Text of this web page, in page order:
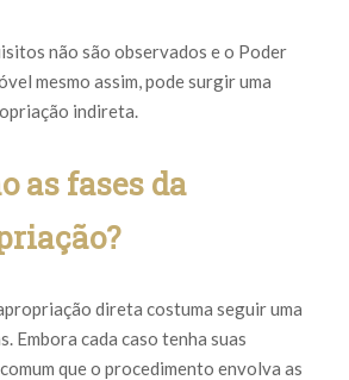
não são observados e o Poder
mesmo assim, pode surgir uma
indireta.
as fases da
direta costuma seguir uma
Embora cada caso tenha suas
que o procedimento envolva as